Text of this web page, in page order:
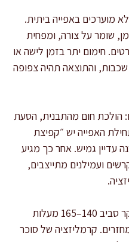
מוערכים באפייה ביתית.
שומר על צורה, ומפחית
חימום יתר בזמן לישה או
והתוצאה תהיה צפופה
הולכת חום מהתבנית, הסעת
האפייה יש ״קפיצת
עדיין גמיש. אחר כך מגיע
ועמילנים מתייצבים,
השחמה דרך מייאר מתרחשת בעיקר סביב 140–165 מעלות
קרמליזציה של סוכר